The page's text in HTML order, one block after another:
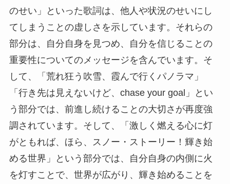
のせい」といった歌詞は、他人や状況のせいにし
てしまうことの虚しさを示しています。それらの
部分は、自分自身を見つめ、自分を信じることの
重要性についてのメッセージを含んでいます。そ
して、「荒れ狂う吹雪、霞んで行くパノラマ」
「行き先は見えないけど、chase your goal」とい
う部分では、前進し続けることの大切さが再度強
調されています。そして、「激しく燃える心に灯
がともれば、ほら、スノー・ストーリー！輝き始
める世界」という部分では、自分自身の内側に火
を灯すことで、世界が広がり、輝き始めることを